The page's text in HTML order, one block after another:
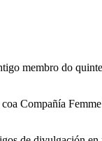
membro do
Compañía